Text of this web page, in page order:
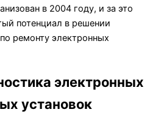
в 2004 году, и за это
потенциал в решении
ремонту электронных
электронных
установок